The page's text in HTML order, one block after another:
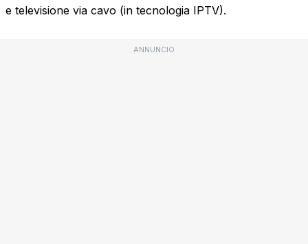
e televisione via cavo (in tecnologia IPTV).
ANNUNCIO